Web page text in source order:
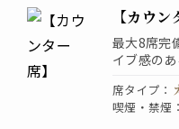
【カウ
最大8席完
イブ感のあ
席タイプ ：
喫煙・禁煙 ：